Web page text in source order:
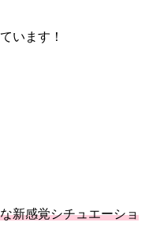
います！
新感覚シチュエーショ